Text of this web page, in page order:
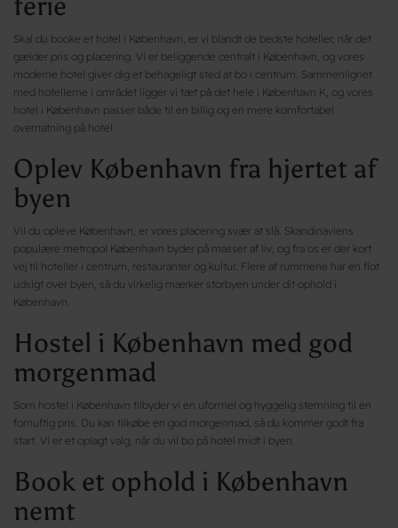
Skal du booke et hotel i København, er vi blandt de bedste hoteller, når det
gælder pris og placering. Vi er beliggende centralt i København, og vores
moderne hotel giver dig et behageligt sted at bo i centrum. Sammenlignet
med hotellerne i området ligger vi tæt på det hele i København K, og vores
hotel i København passer både til en billig og en mere komfortabel
overnatning på hotel.
Oplev København fra hjertet af
byen
Vil du opleve København, er vores placering svær at slå. Skandinaviens
populære metropol København byder på masser af liv, og fra os er der kort
vej til hoteller i centrum, restauranter og kultur. Flere af rummene har en flot
udsigt over byen, så du virkelig mærker storbyen under dit ophold i
København.
Hostel i København med god
morgenmad
Som hostel i København tilbyder vi en uformel og hyggelig stemning til en
fornuftig pris. Du kan tilkøbe en god morgenmad, så du kommer godt fra
start. Vi er et oplagt valg, når du vil bo på hotel midt i byen.
Book et ophold i København
nemt